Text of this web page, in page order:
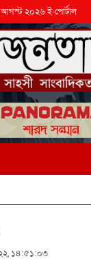
আগস্ট ২০২৬ ই-পোর্টাল
১৪:৫১:০৩